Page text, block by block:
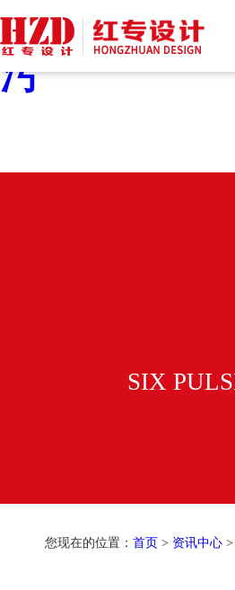
好色先生污
污
SIX
您现在的位置： 首页 > 资讯中心 >